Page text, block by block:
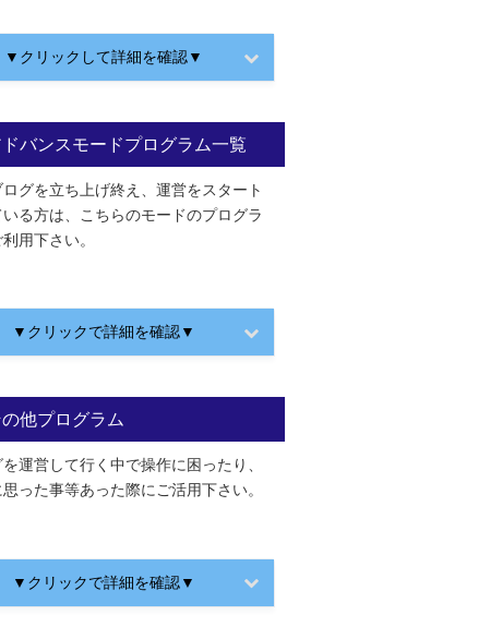
▼クリックして詳細を確認▼
バンスモードプログラム一覧
ログを立ち上げ終え、運営をスタート
いる方は、こちらのモードのプログラ
用下さい。
▼クリックで詳細を確認▼
他プログラム
運営して行く中で操作に困ったり、
った事等あった際にご活用下さい。
▼クリックで詳細を確認▼